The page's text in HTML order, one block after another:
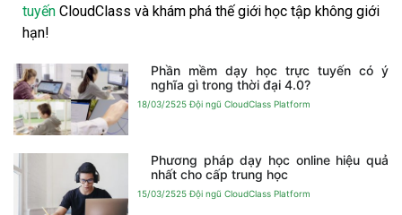
tuyến CloudClass và khám phá thế giới học tập không giới
hạn!
Phần mềm dạy học trực tuyến có ý
nghĩa gì trong thời đại 4.0?
18/03/2525 Đội ngũ CloudClass Platform
Phương pháp dạy học online hiệu quả
nhất cho cấp trung học
15/03/2525 Đội ngũ CloudClass Platform